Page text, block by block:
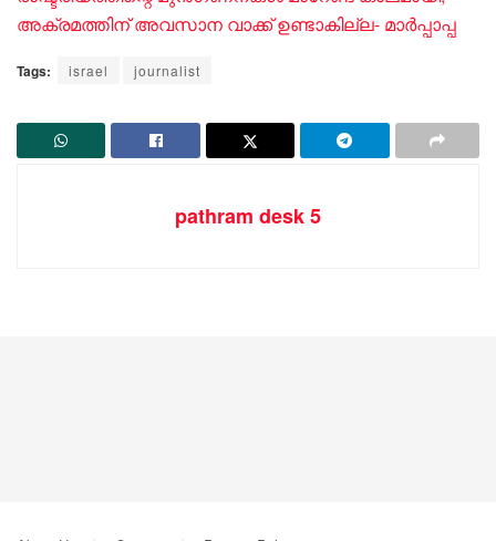
അക്രമത്തിന് അവസാന വാക്ക് ഉണ്ടാകില്ല- മാർപ്പാപ്പ
Tags: israel journalist
pathram desk 5